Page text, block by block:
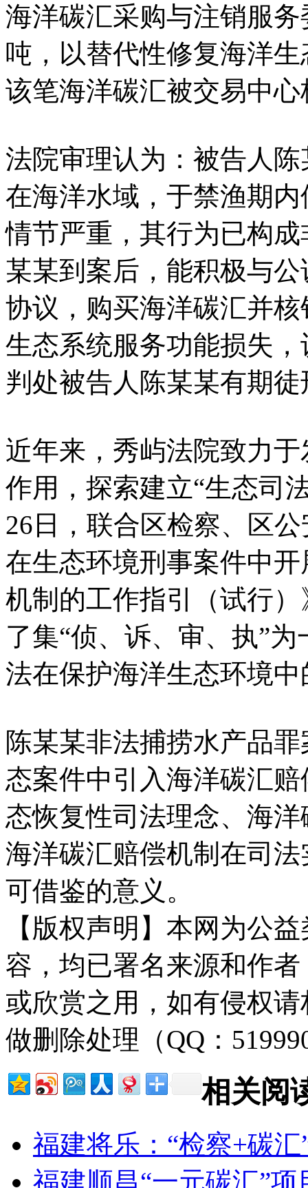
海洋碳汇采购与注销服
吨，以替代性修复海洋
该笔海洋碳汇被交易中心
法院审理认为：被告人
在海洋水域，于禁渔期
情节严重，其行为已构
某某到案后，能积极与
协议，购买海洋碳汇并
生态系统服务功能损失
判处被告人陈某某有期
近年来，秀屿法院致力
作用，探索建立“生态司
26日，联合区检察、区
在生态环境刑事案件中
机制的工作指引（试行
了集“侦、诉、审、执”
法在保护海洋生态环境
陈某某非法捕捞水产品
态案件中引入海洋碳汇
态恢复性司法理念、海
海洋碳汇赔偿机制在司
可借鉴的意义。
【版权声明】本网为公
容，均已署名来源和作
或欣赏之用，如有侵权
做删除处理（QQ：
相关阅
福建将乐：“检察+碳
福建顺昌“一元碳汇”